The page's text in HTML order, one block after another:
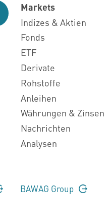
Markets
Indizes & Aktien
Fonds
ETF
Derivate
Rohstoffe
Anleihen
Währungen & Zinsen
Nachrichten
Analysen
BAWAG Group